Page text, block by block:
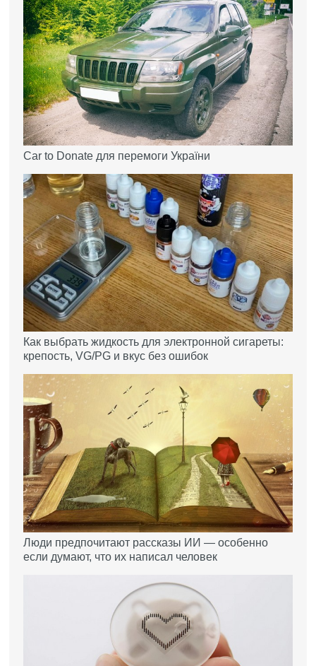
Car to Donate для перемоги України
Как выбрать жидкость для электронной сигареты:
крепость, VG/PG и вкус без ошибок
Люди предпочитают рассказы ИИ — особенно
если думают, что их написал человек